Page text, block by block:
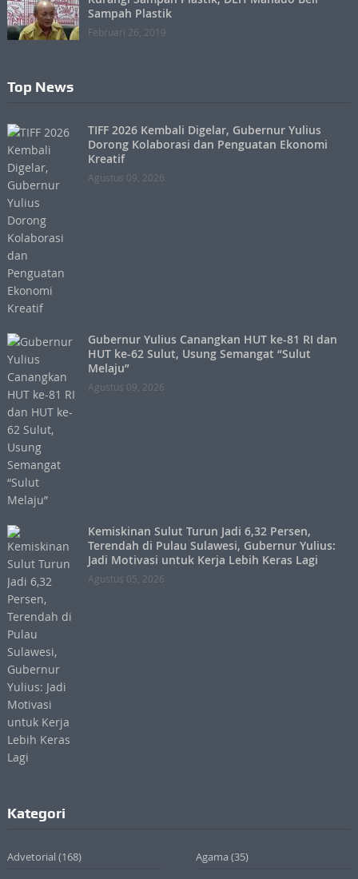
Sampah Plastik
Februari 26, 2019
Top News
TIFF 2026 Kembali Digelar, Gubernur Yulius
Dorong Kolaborasi dan Penguatan Ekonomi
Kreatif
Agustus 09, 2026
Gubernur Yulius Canangkan HUT ke-81 RI dan
HUT ke-62 Sulut, Usung Semangat “Sulut
Melaju”
Agustus 09, 2026
Kemiskinan Sulut Turun Jadi 6,32 Persen,
Terendah di Pulau Sulawesi, Gubernur Yulius:
Jadi Motivasi untuk Kerja Lebih Keras Lagi
Agustus 05, 2026
Kategori
Advetorial (168) Agama (35)